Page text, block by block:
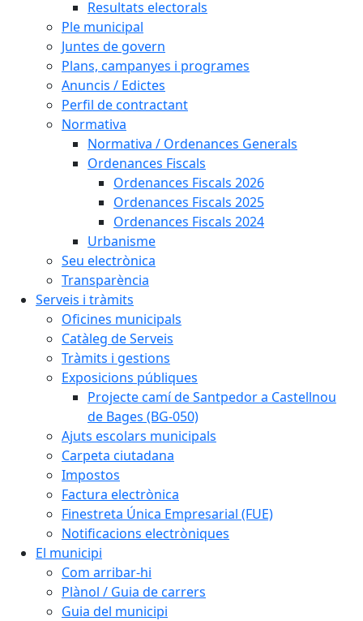
Resultats electorals
Ple municipal
Juntes de govern
Plans, campanyes i programes
Anuncis / Edictes
Perfil de contractant
Normativa
Normativa / Ordenances Generals
Ordenances Fiscals
Ordenances Fiscals 2026
Ordenances Fiscals 2025
Ordenances Fiscals 2024
Urbanisme
Seu electrònica
Transparència
Serveis i tràmits
Oficines municipals
Catàleg de Serveis
Tràmits i gestions
Exposicions públiques
Projecte camí de Santpedor a Castellnou
de Bages (BG-050)
Ajuts escolars municipals
Carpeta ciutadana
Impostos
Factura electrònica
Finestreta Única Empresarial (FUE)
Notificacions electròniques
El municipi
Com arribar-hi
Plànol / Guia de carrers
Guia del municipi